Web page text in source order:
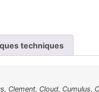
techniques
Clement, Cloud, Cumulus,